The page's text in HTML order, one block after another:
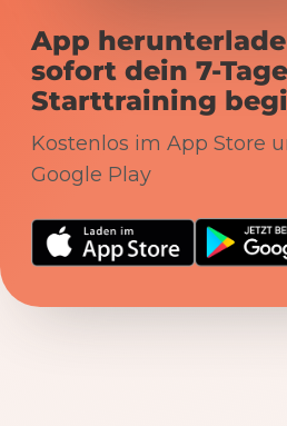
App
sofort dein 7-
Starttraining
Kostenlos im App Store
Google Play